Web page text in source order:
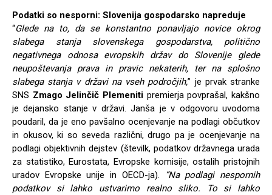
Podatki so nesporni: Slovenija gospodarsko napreduje
“Glede na to, da se konstantno ponavljajo novice okrog
slabega stanja slovenskega gospodarstva, politično
negativnega odnosa evropskih držav do Slovenije glede
neupoštevanja prava in pravic nekaterih, ter na splošno
slabega stanja v državi na vseh področjih,” je prvak stranke
SNS Zmago Jelinčič Plemeniti premierja povprašal, kakšno
je dejansko stanje v državi. Janša je v odgovoru uvodoma
poudaril, da je eno pavšalno ocenjevanje na podlagi občutkov
in okusov, ki so seveda različni, drugo pa je ocenjevanje na
podlagi objektivnih dejstev (številk, podatkov državnega urada
za statistiko, Eurostata, Evropske komisije, ostalih pristojnih
uradov Evropske unije in OECD-ja).
“Na podlagi nespornih
podatkov si lahko ustvarimo realno sliko. To si lahko